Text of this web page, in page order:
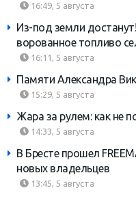
16:49, 5 августа
Из-под земли
ворованное топливо
16:11, 5 августа
Памяти Александра
15:29, 5 августа
Жара за рулем: как не
14:33, 5 августа
В Бресте прошел
новых владельцев
13:45, 5 августа